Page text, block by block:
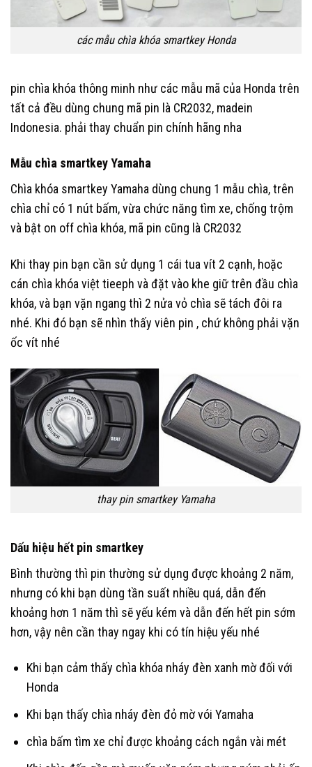
các mẫu chìa khóa smartkey Honda
pin chìa khóa thông minh như các mẫu mã của Honda trên
tất cả đều dùng chung mã pin là CR2032, madein
Indonesia. phải thay chuẩn pin chính hãng nha
Mẫu chìa smartkey Yamaha
Chìa khóa smartkey Yamaha dùng chung 1 mẫu chìa, trên
chìa chỉ có 1 nút bấm, vừa chức năng tìm xe, chống trộm
và bật on off chìa khóa, mã pin cũng là CR2032
Khi thay pin bạn cần sử dụng 1 cái tua vít 2 cạnh, hoặc
cán chìa khóa việt tieeph và đặt vào khe giữ trên đầu chìa
khóa, và bạn vặn ngang thì 2 nửa vỏ chìa sẽ tách đôi ra
nhé. Khi đó bạn sẽ nhìn thấy viên pin , chứ không phải vặn
ốc vít nhé
thay pin smartkey Yamaha
Dấu hiệu hết pin smartkey
Bình thường thì pin thường sử dụng được khoảng 2 năm,
nhưng có khi bạn dùng tần suất nhiều quá, dẫn đến
khoảng hơn 1 năm thì sẽ yếu kém và dẫn đến hết pin sớm
hơn, vậy nên cần thay ngay khi có tín hiệu yếu nhé
Khi bạn cảm thấy chìa khóa nháy đèn xanh mờ đối với
Honda
Khi bạn thấy chìa nháy đèn đỏ mờ vói Yamaha
chìa bấm tìm xe chỉ được khoảng cách ngắn vài mét